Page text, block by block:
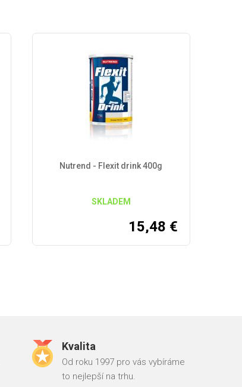
Nutrend - Flexit drink 400g
SKLADEM
15,48 €
Kvalita
Od roku 1997 pro vás vybíráme
to nejlepší na trhu.